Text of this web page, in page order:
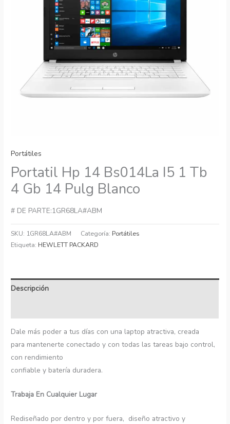
Portátiles
Portatil Hp 14 Bs014La I5 1 Tb
4 Gb 14 Pulg Blanco
# DE PARTE:1GR68LA#ABM
SKU: 1GR68LA#ABM Categoría: Portátiles
Etiqueta: HEWLETT PACKARD
Descripción
Dale más poder a tus días con una laptop atractiva, creada
para mantenerte conectado y con todas las tareas bajo control,
con rendimiento
confiable y batería duradera.
Trabaja En Cualquier Lugar
Rediseñado por dentro y por fuera, diseño atractivo y